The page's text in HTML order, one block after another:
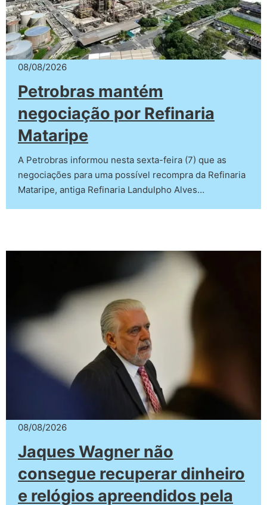
08/08/2026
Petrobras mantém
negociação por Refinaria
Mataripe
A Petrobras informou nesta sexta-feira (7) que as
negociações para uma possível recompra da Refinaria
Mataripe, antiga Refinaria Landulpho Alves…
08/08/2026
Jaques Wagner não
consegue recuperar dinheiro
e relógios apreendidos pela